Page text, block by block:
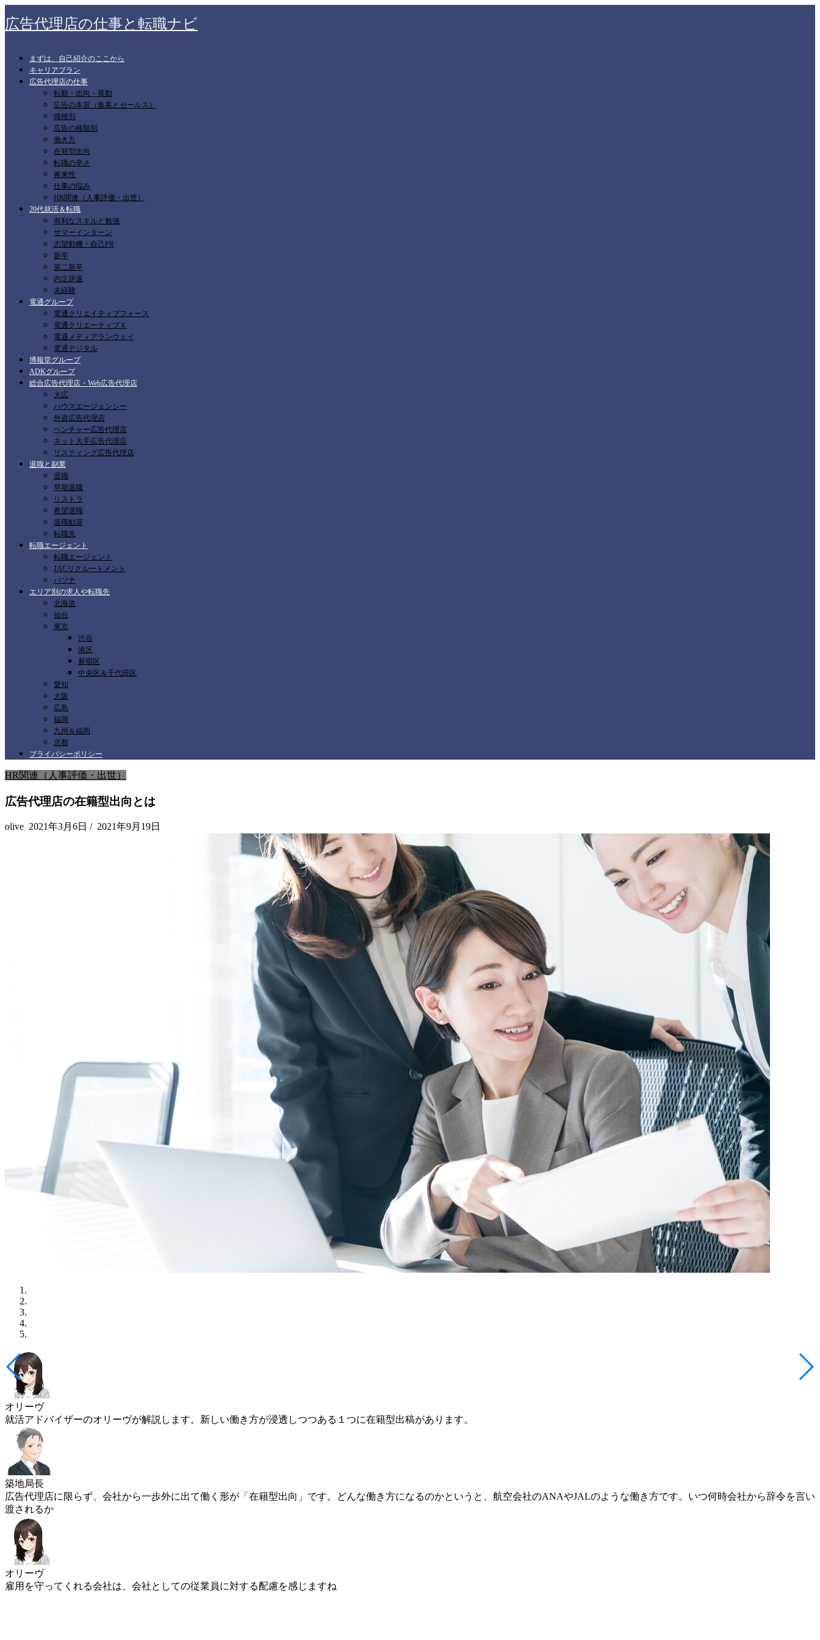
広告代理店の仕事と転職ナビ
まずは、自己紹介のここから
キャリアプラン
広告代理店の仕事
転勤・出向・異動
広告の本質（集客とセールス）
職種別
広告の種類別
働き方
在籍型出向
転職の辛さ
将来性
仕事の悩み
HR関連（人事評価・出世）
20代就活＆転職
有利なスキルと勉強
サマーインターン
志望動機・自己PR
新卒
第二新卒
内定辞退
未経験
電通グループ
電通クリエイティブフォース
電通クリエーティブＸ
電通メディアランウェイ
電通デジタル
博報堂グループ
ADKグループ
総合広告代理店・Web広告代理店
大広
ハウスエージェンシー
外資広告代理店
ベンチャー広告代理店
ネット大手広告代理店
リスティング広告代理店
退職と副業
退職
早期退職
リストラ
希望退職
退職勧奨
転職先
転職エージェント
転職エージェント
JACリクルートメント
パソナ
エリア別の求人や転職先
北海道
仙台
東京
渋谷
港区
新宿区
中央区＆千代田区
愛知
大阪
広島
福岡
九州＆福岡
京都
プライバシーポリシー
HR関連（人事評価・出世）
広告代理店の在籍型出向とは
olive 2021年3月6日 / 2021年9月19日
オリーヴ
就活アドバイザーのオリーヴが解説します。新しい働き方が浸透しつつある１つに在籍型出稿があります。
築地局長
広告代理店に限らず、会社から一歩外に出て働く形が「在籍型出向」です。どんな働き方になるのかというと、航空会社のANAやJALのような働き方です。いつ何時会社から辞令を言い
渡されるか
オリーヴ
雇用を守ってくれる会社は、会社としての従業員に対する配慮を感じますね